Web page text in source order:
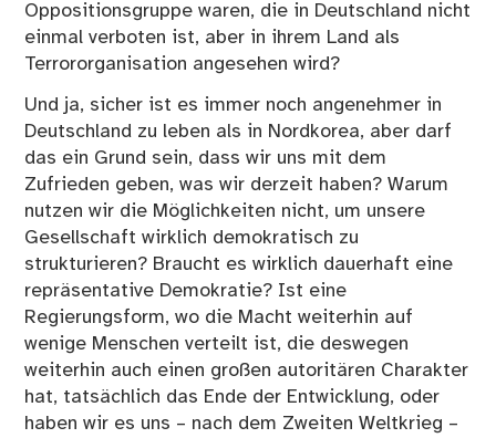
Oppositionsgruppe waren, die in Deutschland nicht
einmal verboten ist, aber in ihrem Land als
Terrororganisation angesehen wird?
Und ja, sicher ist es immer noch angenehmer in
Deutschland zu leben als in Nordkorea, aber darf
das ein Grund sein, dass wir uns mit dem
Zufrieden geben, was wir derzeit haben? Warum
nutzen wir die Möglichkeiten nicht, um unsere
Gesellschaft wirklich demokratisch zu
strukturieren? Braucht es wirklich dauerhaft eine
repräsentative Demokratie? Ist eine
Regierungsform, wo die Macht weiterhin auf
wenige Menschen verteilt ist, die deswegen
weiterhin auch einen großen autoritären Charakter
hat, tatsächlich das Ende der Entwicklung, oder
haben wir es uns – nach dem Zweiten Weltkrieg –